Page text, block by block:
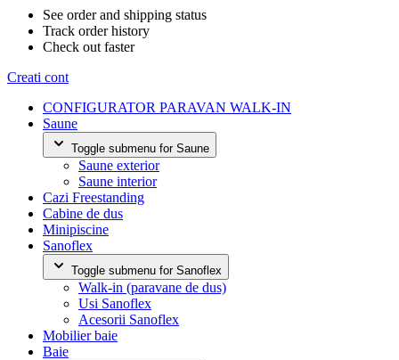
See order and shipping status
Track order history
Check out faster
Creati cont
CONFIGURATOR PARAVAN WALK-IN
Saune
Toggle submenu for Saune
Saune exterior
Saune interior
Cazi Freestanding
Cabine de dus
Minipiscine
Sanoflex
Toggle submenu for Sanoflex
Walk-in (paravane de dus)
Usi Sanoflex
Acesorii Sanoflex
Mobilier baie
Baie